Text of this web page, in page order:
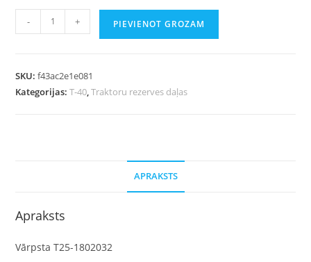
- + PIEVIENOT GROZAM
SKU:f43ac2e1e081
Kategorijas:T-40,Traktoru rezerves daļas
APRAKSTS
Apraksts
Vārpsta T25-1802032